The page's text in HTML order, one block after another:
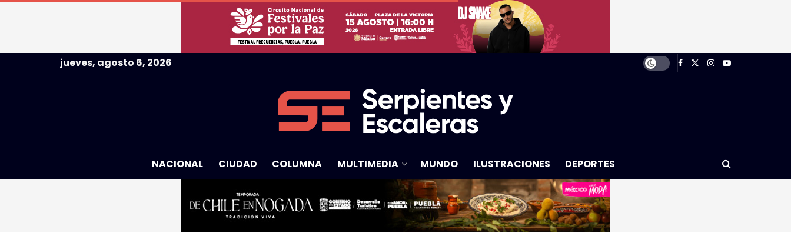
jueves, agosto 6, 2026
NACIONAL CIUDAD COLUMNA MULTIMEDIA MUNDO ILUSTRACIONES DEPORTES